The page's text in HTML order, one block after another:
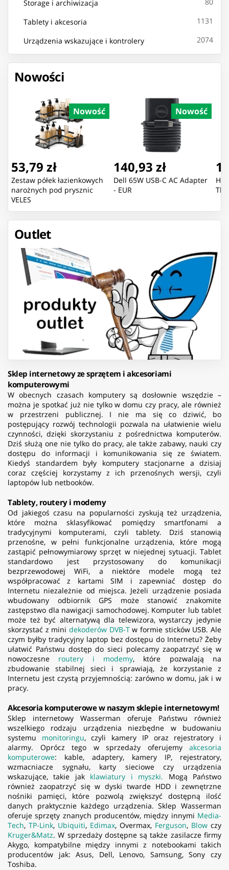
Storage i archiwizacja
Tablety i akcesoria 1131
Urządzenia wskazujące i kontrolery 2074
Nowości
Nowość
53,79 zł
Zestaw półek łazienkowych
narożnych pod prysznic
VELES
Nowość
140,93 zł
Dell 65W USB-C AC Adapter
- EUR
Outlet
Sklep internetowy ze sprzętem i akcesoriami
komputerowymi
W obecnych czasach komputery są dosłownie wszędzie –
można je spotkać już nie tylko w domu czy pracy, ale również
w przestrzeni publicznej. I nie ma się co dziwić, bo
postępujący rozwój technologii pozwala na ułatwienie wielu
czynności, dzięki skorzystaniu z pośrednictwa komputerów.
Dziś służą one nie tylko do pracy, ale także zabawy, nauki czy
dostępu do informacji i komunikowania się ze światem.
Kiedyś standardem były komputery stacjonarne a dzisiaj
coraz częściej korzystamy z ich przenośnych wersji, czyli
laptopów lub netbooków.
Tablety, routery i modemy
Od jakiegoś czasu na popularności zyskują też urządzenia,
które można sklasyfikować pomiędzy smartfonami a
tradycyjnymi komputerami, czyli tablety. Dziś stanowią
przenośne, w pełni funkcjonalne urządzenia, które mogą
zastąpić pełnowymiarowy sprzęt w niejednej sytuacji. Tablet
standardowo jest przystosowany do komunikacji
bezprzewodowej WiFi, a niektóre modele mogą też
współpracować z kartami SIM i zapewniać dostęp do
Internetu niezależnie od miejsca. Jeżeli urządzenie posiada
wbudowany odbiornik GPS może stanowić znakomite
zastępstwo dla nawigacji samochodowej. Komputer lub tablet
może też być alternatywą dla telewizora, wystarczy jedynie
skorzystać z mini dekoderów DVB-Tw formie sticków USB. Ale
czym byłby tradycyjny laptop bez dostępu do Internetu? Żeby
ułatwić Państwu dostęp do sieci polecamy zaopatrzyć się w
nowoczesne routery i modemy, które pozwalają na
zbudowanie stabilnej sieci i sprawiają, że korzystanie z
Internetu jest czystą przyjemnością: zarówno w domu, jak i w
pracy.
Akcesoria komputerowe w naszym sklepie internetowym!
Sklep internetowy Wasserman oferuje Państwu również
wszelkiego rodzaju urządzenia niezbędne w budowaniu
systemu monitoringu, czyli kamery IP oraz rejestratory i
alarmy. Oprócz tego w sprzedaży oferujemy akcesoria
komputerowe: kable, adaptery, kamery IP, rejestratory,
wzmacniacze sygnału, karty sieciowe czy urządzenia
wskazujące, takie jak klawiatury i myszki. Mogą Państwo
również zaopatrzyć się w dyski twarde HDD i zewnętrzne
nośniki pamięci, które pozwolą zwiększyć dostępną ilość
danych praktycznie każdego urządzenia. Sklep Wasserman
oferuje sprzęty znanych producentów, między innymi Media-
Tech, TP-Link, Ubiquiti, Edimax, Overmax, Ferguson, Blow czy
Kruger&Matz. W sprzedaży dostępne są także zasilacze firmy
Akygo, kompatybilne między innymi z notebookami takich
producentów jak: Asus, Dell, Lenovo, Samsung, Sony czy
Toshiba.